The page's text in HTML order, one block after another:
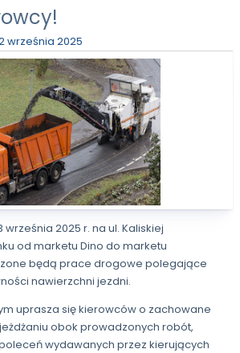
września 2025
września 2025 r. na ul. Kaliskiej
od marketu Dino do marketu
będą prace drogowe polegające
nawierzchni jezdni.
uprasza się kierowców o zachowane
obok prowadzonych robót,
wydawanych przez kierujących